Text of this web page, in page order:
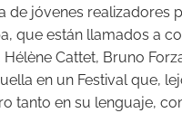
jóvenes realizadores
que están llamados a
Cattet, Bruno
en un Festival que,
tanto en su lenguaje,